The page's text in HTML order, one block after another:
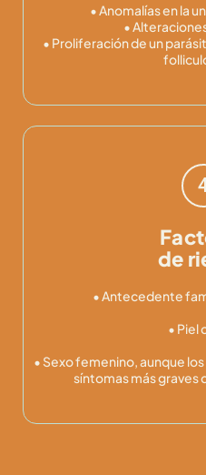
• Anomalías en la
•
• Proliferación de un
de
• Antecedente
• Piel
• Sexo femenino, aunque
síntomas más